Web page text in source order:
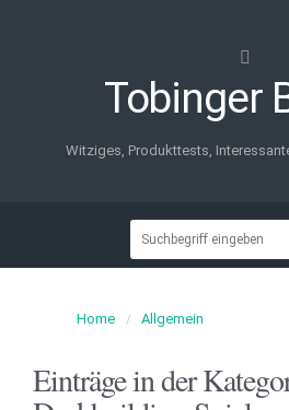
Tobinger
Witziges, Produkttests,
Home Allgemein
Einträge in der